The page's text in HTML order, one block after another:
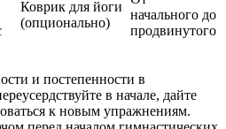
Коврик для йоги
(опционально)
начального до
продвинутого
и постепенности в
в начале, дайте
к новым упражнениям.